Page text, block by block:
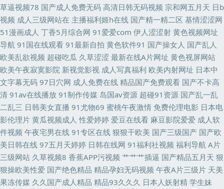
资源站 狠狠撸大香蕉月天 俺也去色色 久久色窝窝 少妇前吃后入 91色导 女
同操操 天美麻豆视频天美 91成人版 超碰狠狠 男人色导航 av在线资源 激情
内射欧美 先锋男人av站 豆花入口 欧美操逼基地国产 AA级黄色网 另类av磁
力 天美传媒AV三级 肏屄麻豆 欧美色图欧美 伊人久香蕉 福利在线播放1 综合
网97 老湿机成人网站 伊人久久免费 国产精品福利区 美女午夜影院 三级片入
口 91h人妻网站 超碰夜夜 五月天色图 国产不卡电影 四虎影院av网站 超碰
97com 另类射区 亚洲综合另类性 韩国三级香蕉网战 日本电影av 尤物视频官
网 老湿机x私人69 五月天大香蕉 99青草在线视频 人妖伪娘在线播放 超碰97
草逼视频78 国产成人免费无码 高清日韩无码视频 宗和网五月天 日b
视频 成人三级网站在 主播福利姬h在线 国产精一精二区 基情涩涩网
51漫画成人 丁香5月综合网 91爱爱com 伊人涩涩射 黄色视频网址
导航 91国在线观看 91最新自拍 黄色软件91 国产操女人 国产乱人
欧美乱欲视频 超碰吃瓜 久草涩涩 最新在线A片网址 黄色视屏网站
欧美午夜寂寞影院 新视觉影视 成人写真福利 欧美内射网址 日本中
文字幕无码 97日穴网 成人免费在线 精品国产免费观看 国产不卡高
清 91av在线播放 91制作传媒 岛国av资源 超碰91资源 国产乱一乱
二乱三 日韩美女直播 91尤物69 蜜桃午夜激情 免费伦理电影 日本电
影伦理片 黄瓜视频成人 性爱婷婷 爱豆在线看 麻豆影院爱爱 成人软
件视频 午夜宅男在线 91专区在线 狠狠干欧美 国产三级国产 国产欧
美日韩在线 97五月天婷婷 日韩在线网 91福利社视频 福利导航 A片
三级网站 久草视频8 香蕉APP污视频 艹艹艹插逼 国产精品五月天 狠
狠操欧美性爱 国产绝色精品 精品孕妇无码视频 午夜A片三级片 天美
果冻传媒 久久国产成人精品 精品93久久久 日本人妖射精 学生妹